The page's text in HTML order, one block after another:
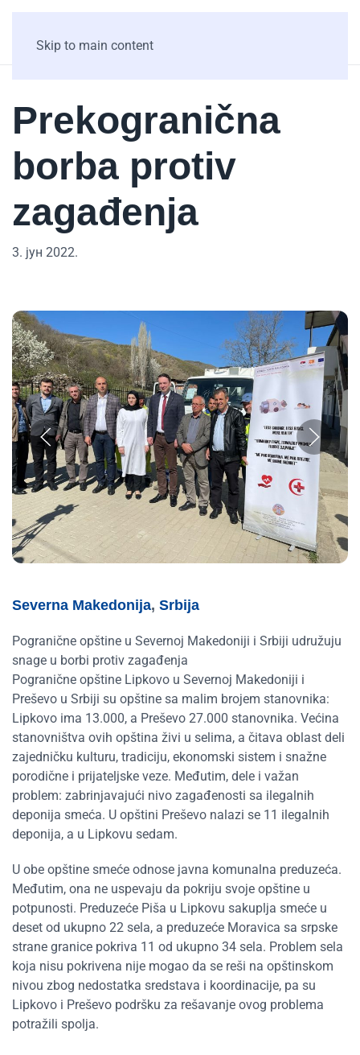
Skip to main content
Prekogranična
borba protiv
zagađenja
3. јун 2022.
Severna Makedonija, Srbija
Pogranične opštine u Severnoj Makedoniji i Srbiji udružuju
snage u borbi protiv zagađenja
Pogranične opštine Lipkovo u Severnoj Makedoniji i
Preševo u Srbiji su opštine sa malim brojem stanovnika:
Lipkovo ima 13.000, a Preševo 27.000 stanovnika. Većina
stanovništva ovih opština živi u selima, a čitava oblast deli
zajedničku kulturu, tradiciju, ekonomski sistem i snažne
porodične i prijateljske veze. Međutim, dele i važan
problem: zabrinjavajući nivo zagađenosti sa ilegalnih
deponija smeća. U opštini Preševo nalazi se 11 ilegalnih
deponija, a u Lipkovu sedam.
U obe opštine smeće odnose javna komunalna preduzeća.
Međutim, ona ne uspevaju da pokriju svoje opštine u
potpunosti. Preduzeće Piša u Lipkovu sakuplja smeće u
deset od ukupno 22 sela, a preduzeće Moravica sa srpske
strane granice pokriva 11 od ukupno 34 sela. Problem sela
koja nisu pokrivena nije mogao da se reši na opštinskom
nivou zbog nedostatka sredstava i koordinacije, pa su
Lipkovo i Preševo podršku za rešavanje ovog problema
potražili spolja.